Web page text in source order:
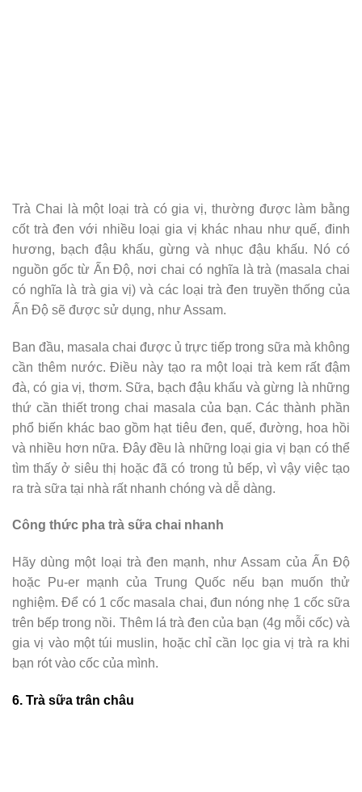
Trà Chai là một loại trà có gia vị, thường được làm bằng
cốt trà đen với nhiều loại gia vị khác nhau như quế, đinh
hương, bạch đậu khấu, gừng và nhục đậu khấu. Nó có
nguồn gốc từ Ấn Độ, nơi chai có nghĩa là trà (masala chai
có nghĩa là trà gia vị) và các loại trà đen truyền thống của
Ấn Độ sẽ được sử dụng, như Assam.
Ban đầu, masala chai được ủ trực tiếp trong sữa mà không
cần thêm nước. Điều này tạo ra một loại trà kem rất đậm
đà, có gia vị, thơm. Sữa, bạch đậu khấu và gừng là những
thứ cần thiết trong chai masala của bạn. Các thành phần
phổ biến khác bao gồm hạt tiêu đen, quế, đường, hoa hồi
và nhiều hơn nữa. Đây đều là những loại gia vị bạn có thể
tìm thấy ở siêu thị hoặc đã có trong tủ bếp, vì vậy việc tạo
ra trà sữa tại nhà rất nhanh chóng và dễ dàng.
Công thức pha trà sữa chai nhanh
Hãy dùng một loại trà đen mạnh, như Assam của Ấn Độ
hoặc Pu-er mạnh của Trung Quốc nếu bạn muốn thử
nghiệm. Để có 1 cốc masala chai, đun nóng nhẹ 1 cốc sữa
trên bếp trong nồi. Thêm lá trà đen của bạn (4g mỗi cốc) và
gia vị vào một túi muslin, hoặc chỉ cần lọc gia vị trà ra khi
bạn rót vào cốc của mình.
6. Trà sữa trân châu